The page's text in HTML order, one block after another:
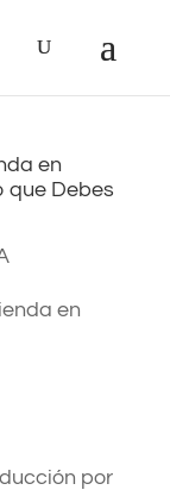
en
que Debes
por